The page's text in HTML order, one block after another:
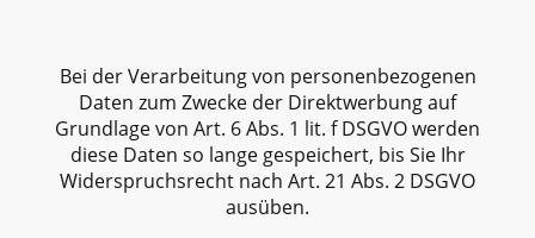
Bei der Verarbeitung von personenbezogenen
Daten zum Zwecke der Direktwerbung auf
Grundlage von Art. 6 Abs. 1 lit. f DSGVO werden
diese Daten so lange gespeichert, bis Sie Ihr
Widerspruchsrecht nach Art. 21 Abs. 2 DSGVO
ausüben.